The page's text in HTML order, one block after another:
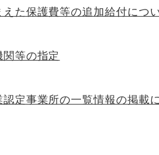
た保護費等の追加給付につ
等の指定
定事業所の一覧情報の掲載